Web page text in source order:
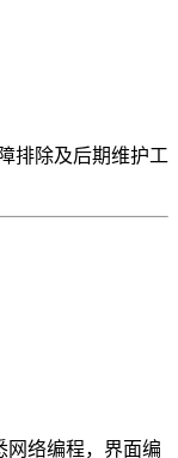
排除及后期维护工
网络编程，界面编